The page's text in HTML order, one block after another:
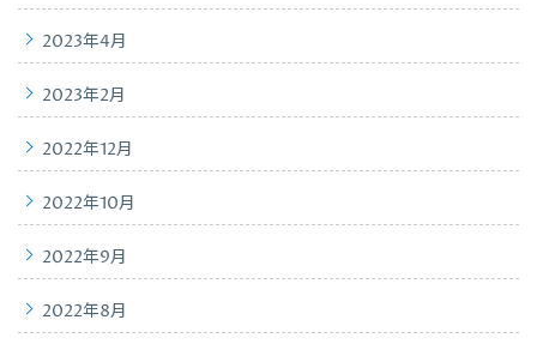
2023年4月
2023年2月
2022年12月
2022年10月
2022年9月
2022年8月